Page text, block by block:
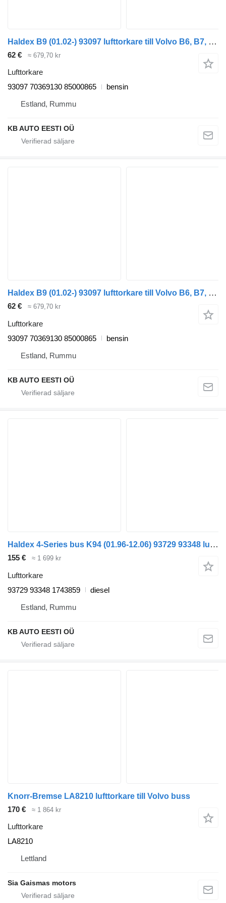
Haldex B9 (01.02-) 93097 lufttorkare till Volvo B6, B7, B9, B10, B12 bus (1978-2011) buss
62 € ≈ 679,70 kr
Lufttorkare
93097 70369130 85000865
bensin
Estland, Rummu
KB AUTO EESTI OÜ
Haldex B9 (01.02-) 93097 lufttorkare till Volvo B6, B7, B9, B10, B12 bus (1978-2011) buss
62 € ≈ 679,70 kr
Lufttorkare
93097 70369130 85000865
bensin
Estland, Rummu
KB AUTO EESTI OÜ
Haldex 4-Series bus K94 (01.96-12.06) 93729 93348 lufttorkare till Scania 4-series bus (1995-2006) buss
155 € ≈ 1 699 kr
Lufttorkare
93729 93348 1743859
diesel
Estland, Rummu
KB AUTO EESTI OÜ
Knorr-Bremse LA8210 lufttorkare till Volvo buss
170 €
≈ 1 864 kr
Lufttorkare
LA8210
Lettland
Sia Gaismas motors